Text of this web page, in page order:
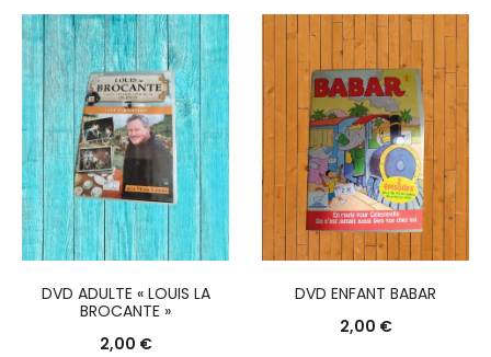
DVD ADULTE « LOUIS LA
BROCANTE »
2,00 €
DVD ENFANT BABAR
2,00 €